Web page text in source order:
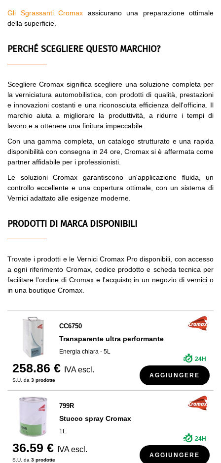
Gli Sgrassanti Cromax assicurano una preparazione ottimale
della superficie.
PERCHÉ SCEGLIERE QUESTO MARCHIO?
Scegliere Cromax significa scegliere una soluzione completa per
la verniciatura automobilistica, con prodotti di qualità, prestazioni
e innovazioni costanti e una riconosciuta efficienza dell'officina. Il
marchio aiuta a migliorare la produttività, a ridurre i tempi di
lavoro e a ottenere una finitura impeccabile.
Con una gamma completa, un catalogo strutturato e una rapida
disponibilità con consegna in 24 ore, Cromax si è affermata come
partner affidabile per i professionisti.
Le soluzioni Cromax garantiscono un'applicazione fluida, un
controllo eccellente e una copertura ottimale, con un sistema di
Vernici adattato alle esigenze moderne.
PRODOTTI DI MARCA DISPONIBILI
Trovate i prodotti e le Vernici Cromax Pro disponibili, con accesso
a ogni riferimento Cromax, codice prodotto e scheda tecnica per
facilitare l'ordine di Cromax e l'acquisto in un negozio di vernici o
in una boutique Cromax.
CC6750
Transparente ultra performante
Energia chiara - 5L
258.86 € IVA escl.
S.U. da 3 prodotte
24H
AGGIUNGERE
799R
Stucco spray Cromax
1L
36.59 € IVA escl.
S.U. da 3 prodotte
24H
AGGIUNGERE